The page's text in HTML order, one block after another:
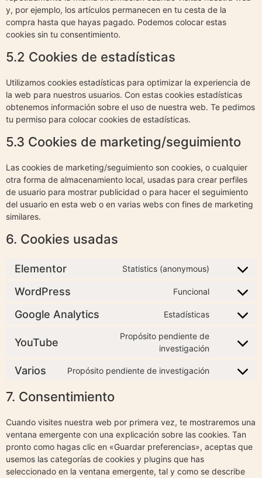
y, por ejemplo, los artículos permanecen en tu cesta de la
compra hasta que hayas pagado. Podemos colocar estas
cookies sin tu consentimiento.
5.2 Cookies de estadísticas
Utilizamos cookies estadísticas para optimizar la experiencia de
la web para nuestros usuarios. Con estas cookies estadísticas
obtenemos información sobre el uso de nuestra web. Te pedimos
tu permiso para colocar cookies de estadísticas.
5.3 Cookies de marketing/seguimiento
Las cookies de marketing/seguimiento son cookies, o cualquier
otra forma de almacenamiento local, usadas para crear perfiles
de usuario para mostrar publicidad o para hacer el seguimiento
del usuario en esta web o en varias webs con fines de marketing
similares.
6. Cookies usadas
Elementor Statistics (anonymous)
WordPress Funcional
Google Analytics Estadísticas
YouTube
Propósito pendiente de
investigación
Varios Propósito pendiente de investigación
7. Consentimiento
Cuando visites nuestra web por primera vez, te mostraremos una
ventana emergente con una explicación sobre las cookies. Tan
pronto como hagas clic en «Guardar preferencias», aceptas que
usemos las categorías de cookies y plugins que has
seleccionado en la ventana emergente, tal y como se describe